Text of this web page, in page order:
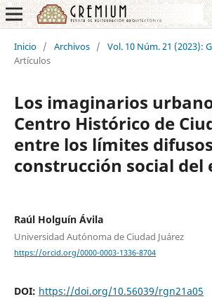
Inicio / Archivos / Vol. 10 Núm. 21 (2023):
Artículos
Los imaginarios
Centro Histórico de
entre los límites
construcción social del
Raúl Holguín Ávila
Universidad Autónoma de Ciudad Juárez
https://orcid.org/0000-0003-1336-8704
DOI: https://doi.org/10.56039/rgn21a05